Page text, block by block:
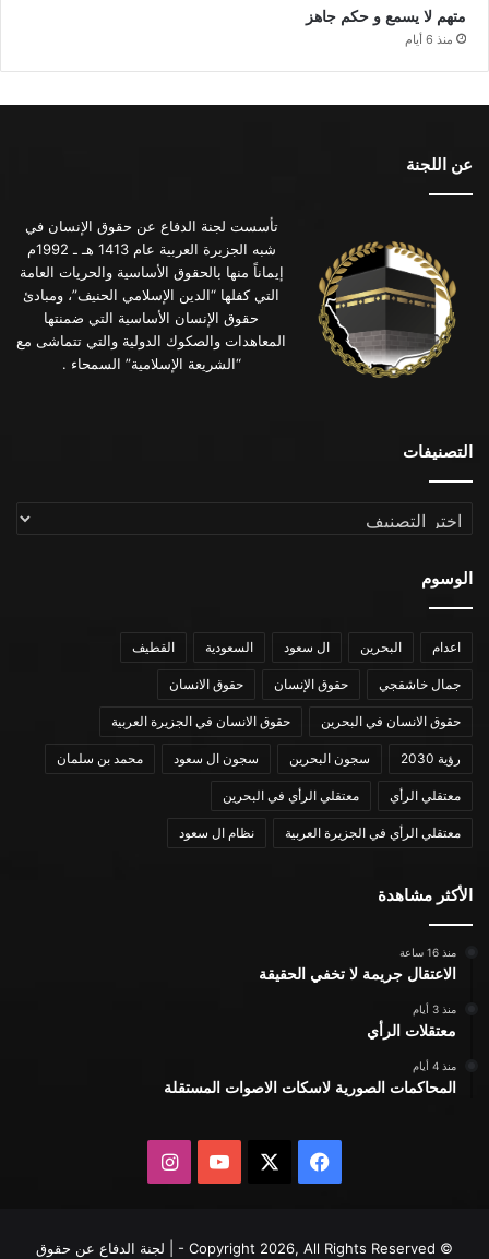
متهم لا يسمع و حكم جاهز
منذ 6 أيام
عن اللجنة
تأسست لجنة الدفاع عن حقوق الإنسان في
شبه الجزيرة العربية عام 1413 هـ ـ 1992م
إيماناً منها بالحقوق الأساسية والحريات العامة
التي كفلها “الدين الإسلامي الحنيف”، ومبادئ
حقوق الإنسان الأساسية التي ضمنتها
المعاهدات والصكوك الدولية والتي تتماشى مع
“الشريعة الإسلامية” السمحاء .
التصنيفات
التصنيفات
الوسوم
اعدام البحرين ال سعود السعودية القطيف
جمال خاشقجي حقوق الإنسان حقوق الانسان
حقوق الانسان في البحرين حقوق الانسان في الجزيرة العربية
رؤية 2030 سجون البحرين سجون ال سعود محمد بن سلمان
معتقلي الرأي معتقلي الرأي في البحرين
معتقلي الرأي في الجزيرة العربية نظام ال سعود
الأكثر مشاهدة
منذ 16 ساعة
الاعتقال جريمة لا تخفي الحقيقة
منذ 3 أيام
معتقلات الرأي
منذ 4 أيام
المحاكمات الصورية لاسكات الاصوات المستقلة
فيسبوك يوتيوبانستقرام
© Copyright 2026, All Rights Reserved - | لجنة الدفاع عن حقوق